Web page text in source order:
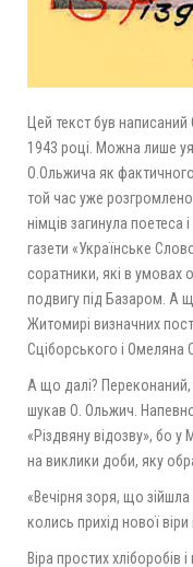
Цей текст був
1943 році. Можна лише
О.Ольжича як
той час уже розгромлено
німців загинула поетеса
газети «Українське
соратники, які в умовах
подвигу під Базаром. А
Житомирі визначних
Сціборського і Омеляна
А що далі? Переконаний,
шукав О. Ольжич.
«Різдвяну відозву», бо у
на виклики доби, яку
«Вечірня зоря, що
колись прихід нової віри
Віра простих хліборобів